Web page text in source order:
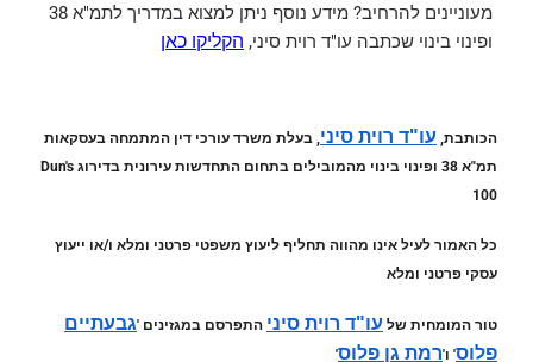
מעוניינים להרחיב?
מידע נוסף ניתן למצוא במדריך לתמ"א 38
ופינוי בינוי שכתבה עו"ד רוית סיני, הקליקו כאן
הכותבת, עו"ד רוית סיני, בעלת משרד עורכי דין המתמחה בעסקאות
תמ"א 38 ופינוי בינוי מהמובילים בתחום התחדשות עירונית בדירוג Dun's
100
כל האמור לעיל אינו מהווה תחליף ליעוץ משפטי פרטני ומלא ו/או ייעוץ
עסקי פרטני ומלא
טור המומחית של עו"ד רוית סיני התפרסם במגזינים 'גבעתיים
פלוס' ו'רמת גן פלוס'